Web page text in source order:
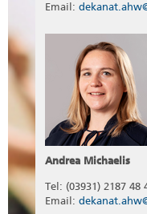
Email:
Andrea Michaelis
Tel: (03931) 2187 48
Email: